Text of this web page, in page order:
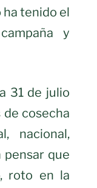
tenido el
y
31 de julio
de cosecha
nacional,
pensar que
roto en la